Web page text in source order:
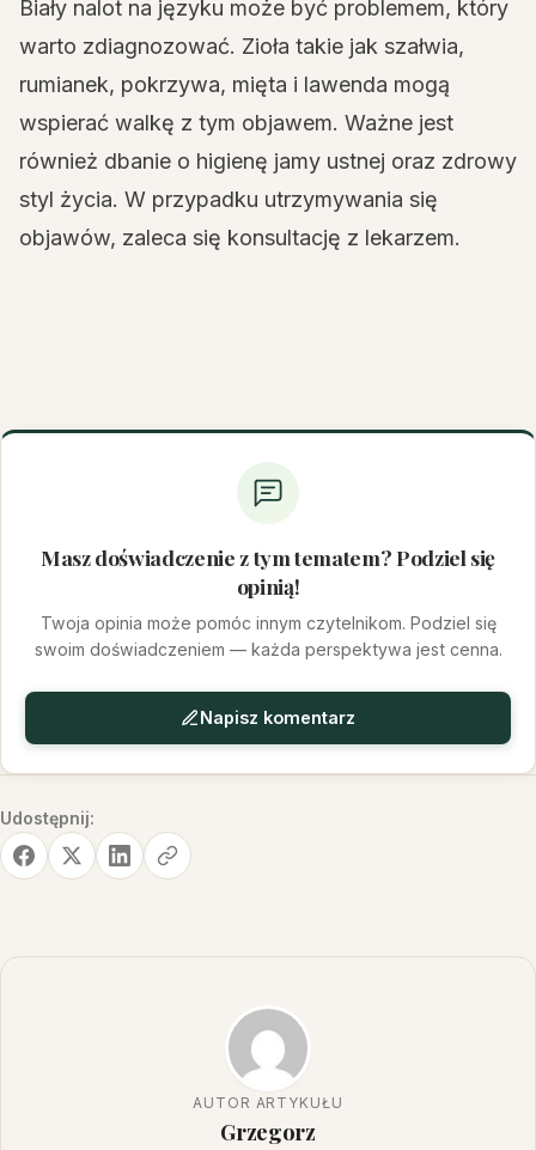
Biały nalot na języku może być problemem, który
warto zdiagnozować. Zioła takie jak szałwia,
rumianek, pokrzywa, mięta i lawenda mogą
wspierać walkę z tym objawem. Ważne jest
również dbanie o higienę jamy ustnej oraz zdrowy
styl życia. W przypadku utrzymywania się
objawów, zaleca się konsultację z lekarzem.
Masz doświadczenie z tym tematem? Podziel się
opinią!
Twoja opinia może pomóc innym czytelnikom. Podziel się
swoim doświadczeniem — każda perspektywa jest cenna.
Napisz komentarz
Udostępnij:
AUTOR ARTYKUŁU
Grzegorz